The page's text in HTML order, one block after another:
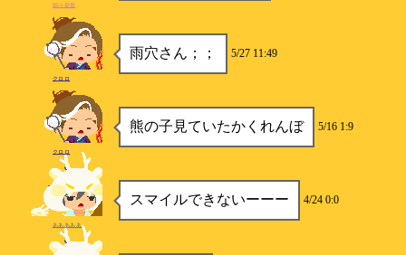
弱小提督
雨穴さん；； 5/27 11:49
クロロ
熊の子見ていたかくれんぼ 5/16 1:9
クロロ
スマイルできないーーー 4/24 0:0
あああああ